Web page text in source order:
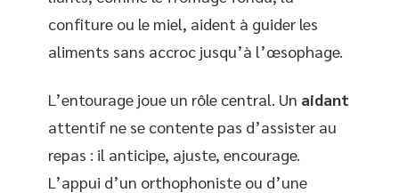
confiture ou le miel, aident à guider les
aliments sans accroc jusqu’à l’œsophage.
L’entourage joue un rôle central. Un aidant
attentif ne se contente pas d’assister au
repas : il anticipe, ajuste, encourage.
L’appui d’un orthophoniste ou d’une